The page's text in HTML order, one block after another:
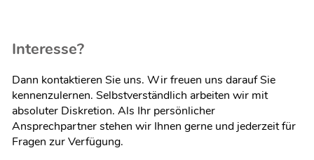
Interesse?
Dann kontaktieren Sie uns. Wir freuen uns darauf Sie
kennenzulernen. Selbstverständlich arbeiten wir mit
absoluter Diskretion. Als Ihr persönlicher
Ansprechpartner stehen wir Ihnen gerne und jederzeit für
Fragen zur Verfügung.